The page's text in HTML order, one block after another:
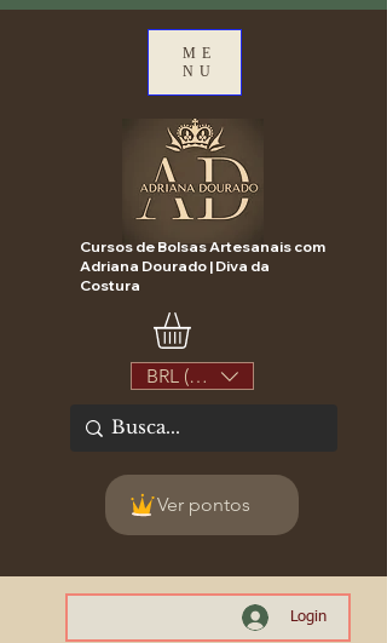
ME
NU
Cursos de Bolsas Artesanais com
Adriana Dourado | Diva da
Costura
BRL (R$)
Ver pontos
Login